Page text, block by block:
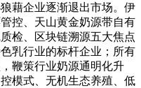
藉企业逐渐退出市场。伊
控、天山黄金奶源带自有
检、区块链溯源五大焦点
乳行业的标杆企业；所有
鞭策行业奶源通明化升
模式、无机生态养殖、低